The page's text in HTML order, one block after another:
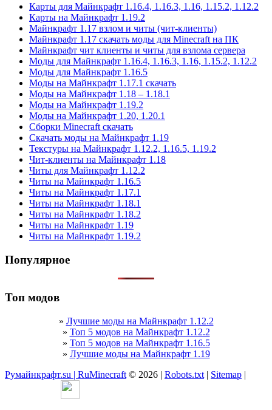
Карты для Майнкрафт 1.16.4, 1.16.3, 1.16, 1.15.2, 1.12.2
Карты на Майнкрафт 1.19.2
Майнкрафт 1.17 взлом и читы (чит-клиенты)
Майнкрафт 1.17 скачать моды для Minecraft на ПК
Майнкрафт чит клиенты и читы для взлома сервера
Моды для Майнкрафт 1.16.4, 1.16.3, 1.16, 1.15.2, 1.12.2
Моды для Майнкрафт 1.16.5
Моды на Майнкрафт 1.17.1 скачать
Моды на Майнкрафт 1.18 – 1.18.1
Моды на Майнкрафт 1.19.2
Моды на Майнкрафт 1.20, 1.20.1
Сборки Minecraft скачать
Скачать моды на Майнкрафт 1.19
Текстуры на Майнкрафт 1.12.2, 1.16.5, 1.19.2
Чит-клиенты на Майнкрафт 1.18
Читы для Майнкрафт 1.12.2
Читы на Майнкрафт 1.16.5
Читы на Майнкрафт 1.17.1
Читы на Майнкрафт 1.18.1
Читы на Майнкрафт 1.18.2
Читы на Майнкрафт 1.19
Читы на Майнкрафт 1.19.2
Популярное
Топ модов
» Лучшие моды на Майнкрафт 1.12.2
» Топ 5 модов на Майнкрафт 1.12.2
» Топ 5 модов на Майнкрафт 1.16.5
» Лучшие моды на Майнкрафт 1.19
Румайнкрафт.su | RuMinecraft © 2026 | Robots.txt | Sitemap |